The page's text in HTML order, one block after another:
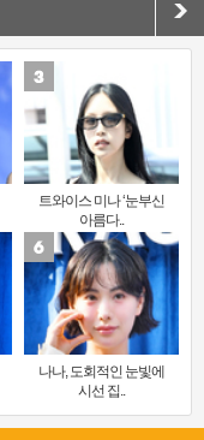
트와이스 미나 ‘눈부신
아름다..
나나, 도회적인 눈빛에
시선 집..